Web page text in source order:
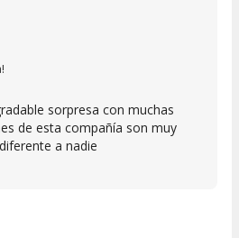
sorpresa con muchas
de esta compañía son muy
a nadie